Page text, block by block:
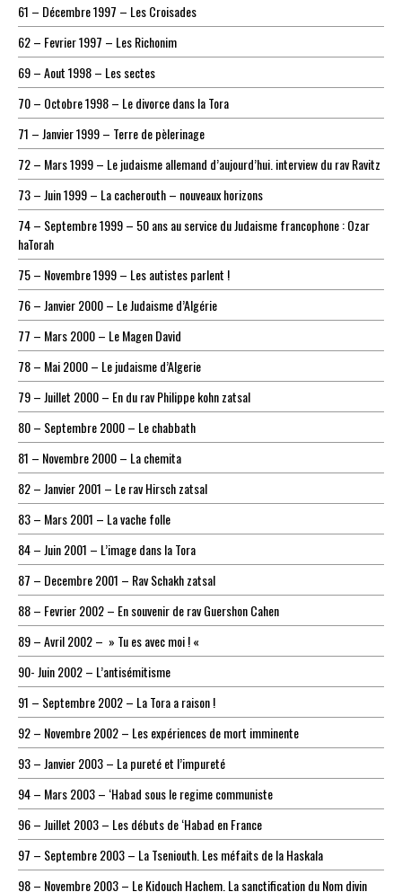
61 – Décembre 1997 – Les Croisades
62 – Fevrier 1997 – Les Richonim
69 – Aout 1998 – Les sectes
70 – Octobre 1998 – Le divorce dans la Tora
71 – Janvier 1999 – Terre de pèlerinage
72 – Mars 1999 – Le judaisme allemand d’aujourd’hui. interview du rav Ravitz
73 – Juin 1999 – La cacherouth – nouveaux horizons
74 – Septembre 1999 – 50 ans au service du Judaisme francophone : Ozar
haTorah
75 – Novembre 1999 – Les autistes parlent !
76 – Janvier 2000 – Le Judaisme d’Algérie
77 – Mars 2000 – Le Magen David
78 – Mai 2000 – Le judaisme d’Algerie
79 – Juillet 2000 – En du rav Philippe kohn zatsal
80 – Septembre 2000 – Le chabbath
81 – Novembre 2000 – La chemita
82 – Janvier 2001 – Le rav Hirsch zatsal
83 – Mars 2001 – La vache folle
84 – Juin 2001 – L’image dans la Tora
87 – Decembre 2001 – Rav Schakh zatsal
88 – Fevrier 2002 – En souvenir de rav Guershon Cahen
89 – Avril 2002 – » Tu es avec moi ! «
90- Juin 2002 – L’antisémitisme
91 – Septembre 2002 – La Tora a raison !
92 – Novembre 2002 – Les expériences de mort imminente
93 – Janvier 2003 – La pureté et l’impureté
94 – Mars 2003 – ‘Habad sous le regime communiste
96 – Juillet 2003 – Les débuts de ‘Habad en France
97 – Septembre 2003 – La Tseniouth. Les méfaits de la Haskala
98 – Novembre 2003 – Le Kidouch Hachem. La sanctification du Nom divin